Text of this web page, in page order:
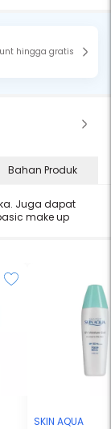
hingga gratis
Bahan Produk
Juga dapat
make up
SKIN AQUA